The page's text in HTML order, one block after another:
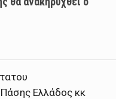
Ελλάδος κκ